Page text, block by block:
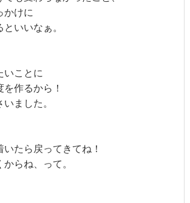
かけに
いいなぁ。
いことに
作るから！
ました。
たら戻ってきてね！
らね、って。